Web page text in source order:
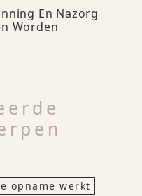
En Nazorg
Worden
opname werkt